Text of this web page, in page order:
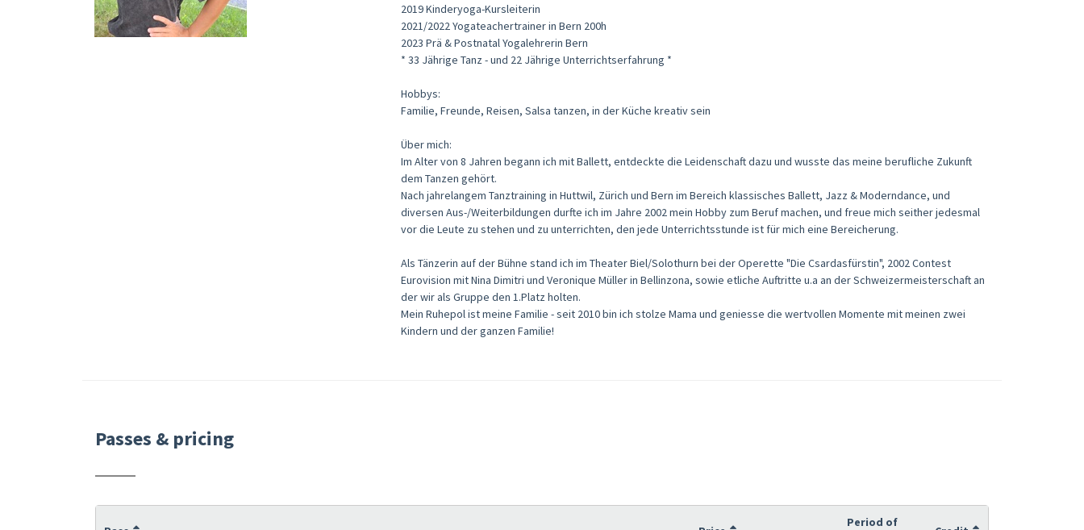
2019 Kinderyoga-Kursleiterin
2021/2022 Yogateachertrainer in Bern 200h
2023 Prä & Postnatal Yogalehrerin Bern
* 33 Jährige Tanz - und 22 Jährige Unterrichtserfahrung *
Hobbys:
Familie, Freunde, Reisen, Salsa tanzen, in der Küche kreativ sein
Über mich:
Im Alter von 8 Jahren begann ich mit Ballett, entdeckte die Leidenschaft dazu und wusste das meine berufliche Zukunft
dem Tanzen gehört.
Nach jahrelangem Tanztraining in Huttwil, Zürich und Bern im Bereich klassisches Ballett, Jazz & Moderndance, und
diversen Aus-/Weiterbildungen durfte ich im Jahre 2002 mein Hobby zum Beruf machen, und freue mich seither jedesmal
vor die Leute zu stehen und zu unterrichten, den jede Unterrichtsstunde ist für mich eine Bereicherung.
Als Tänzerin auf der Bühne stand ich im Theater Biel/Solothurn bei der Operette "Die Csardasfürstin", 2002 Contest
Eurovision mit Nina Dimitri und Veronique Müller in Bellinzona, sowie etliche Auftritte u.a an der Schweizermeisterschaft an
der wir als Gruppe den 1.Platz holten.
Mein Ruhepol ist meine Familie - seit 2010 bin ich stolze Mama und geniesse die wertvollen Momente mit meinen zwei
Kindern und der ganzen Familie!
Passes & pricing
Period of